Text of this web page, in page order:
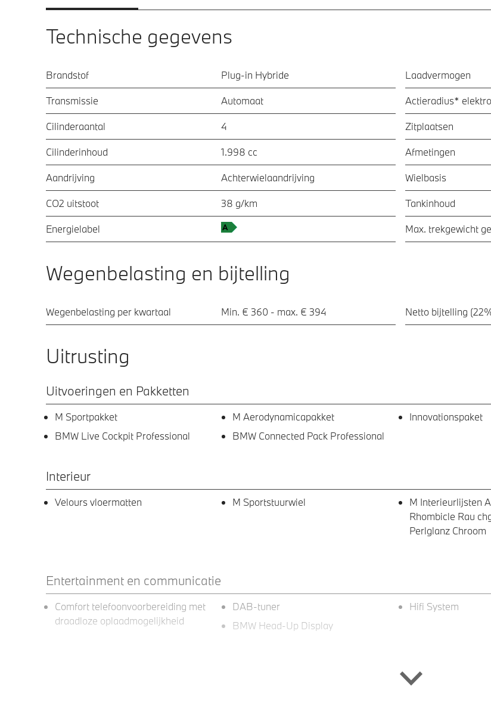
Technische gegevens
Brandstof Plug-in Hybride
Transmissie Automaat
Cilinderaantal 4
Cilinderinhoud 1.998 cc
Aandrijving Achterwielaandrijving
CO2 uitstoot 38 g/km
Energielabel
Laadvermogen
Actieradius*
Zitplaatsen
Afmetingen
Wielbasis
Tankinhoud
Max. trekgewicht
Wegenbelasting en bijtelling
Wegenbelasting per kwartaal Min. € 360 - max. € 394 Netto bijtelling
Uitrusting
Uitvoeringen en Pakketten
M Sportpakket M Aerodynamicapakket Innovationspaket
BMW Live Cockpit Professional
BMW Connected Pack Professional
Interieur
Velours vloermatten M Sportstuurwiel
M Interieurlijsten
Rhombicle Rau
Perlglanz Chroom
Entertainment en communicatie
Comfort telefoonvoorbereiding met
draadloze oplaadmogelijkheid
DAB-tuner Hifi System
BMW Head-Up Display